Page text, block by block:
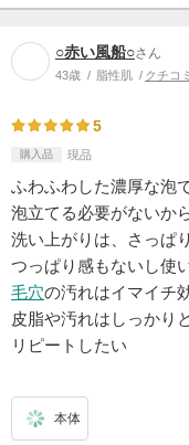
○赤い風船○さん
43歳 脂性肌 クチコ
5
購入品 現品
ふわふわした濃厚な泡
泡立てる必要がないか
洗い上がりは、さっぱ
つっぱり感もないし使
毛穴の汚れはイマイチ
皮脂や汚れはしっかり
リピートしたい
本体